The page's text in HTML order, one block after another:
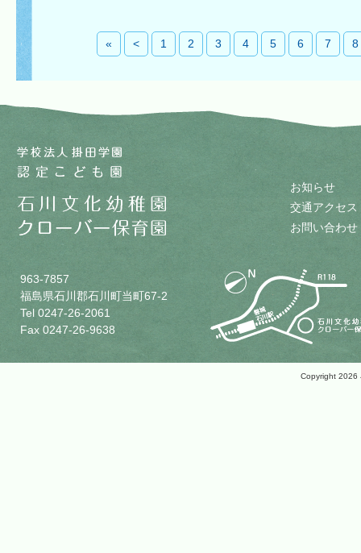
« < 1 2 3 4 5 6 7 8
963-7857
福島県石川郡石川町当町67-2
Tel 0247-26-2061
Fax 0247-26-9638
お知らせ
交通アクセス
お問い合わせ
Copyright 2026